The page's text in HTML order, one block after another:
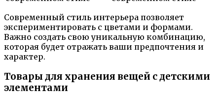
Современный стиль интерьера позволяет
экспериментировать с цветами и формами.
Важно создать свою уникальную комбинацию,
которая будет отражать ваши предпочтения и
характер.
Товары для хранения вещей с детскими
элементами